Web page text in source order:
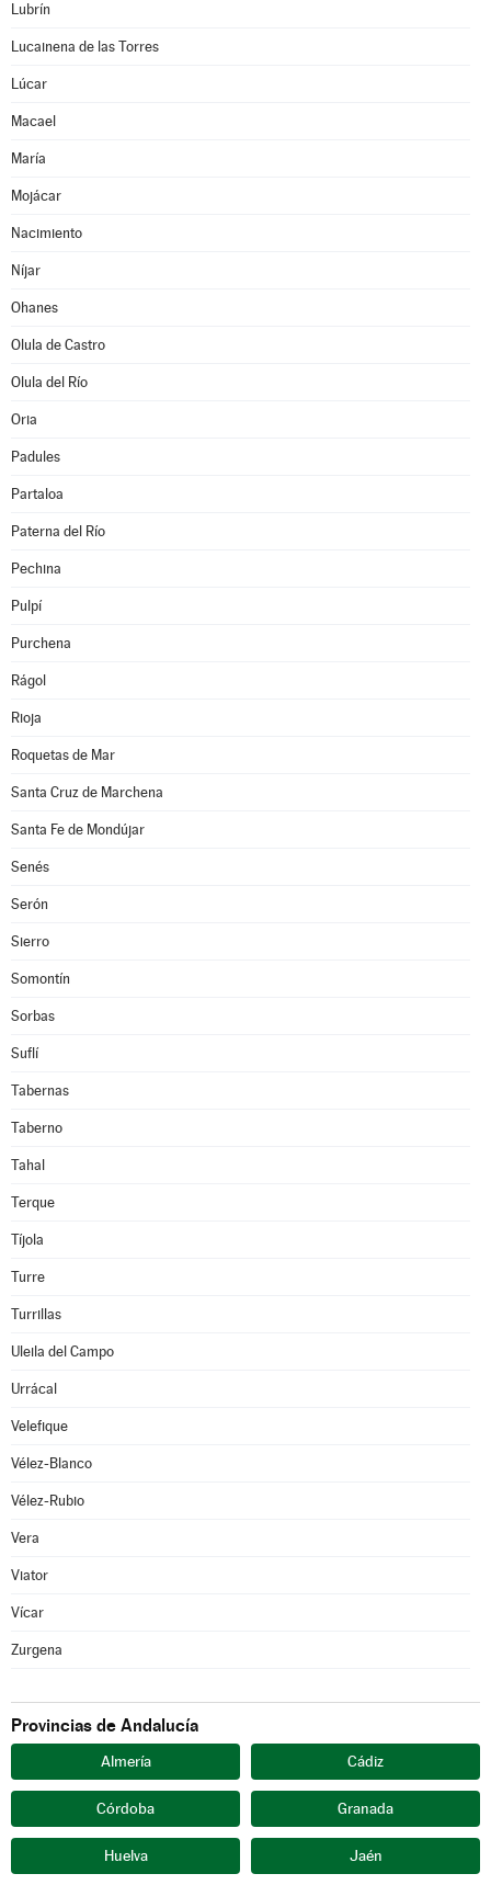
Lubrín
Lucainena de las Torres
Lúcar
Macael
María
Mojácar
Nacimiento
Níjar
Ohanes
Olula de Castro
Olula del Río
Oria
Padules
Partaloa
Paterna del Río
Pechina
Pulpí
Purchena
Rágol
Rioja
Roquetas de Mar
Santa Cruz de Marchena
Santa Fe de Mondújar
Senés
Serón
Sierro
Somontín
Sorbas
Suflí
Tabernas
Taberno
Tahal
Terque
Tíjola
Turre
Turrillas
Uleila del Campo
Urrácal
Velefique
Vélez-Blanco
Vélez-Rubio
Vera
Viator
Vícar
Zurgena
Provincias de Andalucía
Almería Cádiz
Córdoba Granada
Huelva Jaén